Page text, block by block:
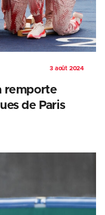
3 août 2024
remporte
de Paris